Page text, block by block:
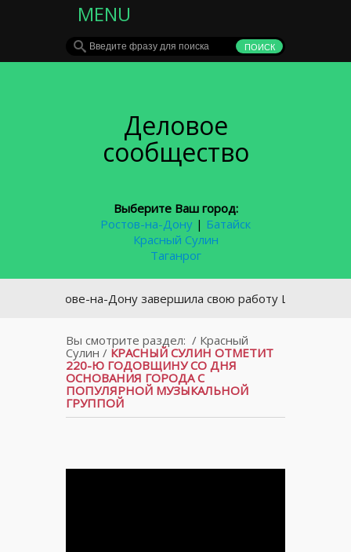
MENU
Деловое
сообщество
Выберите Ваш город:
Ростов-на-Дону | Батайск
Красный Сулин
Таганрог
Ростове-на-Дону завершила свою работу Школа
Вы смотрите раздел: / Красный
Сулин / КРАСНЫЙ СУЛИН ОТМЕТИТ
220-Ю ГОДОВЩИНУ СО ДНЯ
ОСНОВАНИЯ ГОРОДА С
ПОПУЛЯРНОЙ МУЗЫКАЛЬНОЙ
ГРУППОЙ